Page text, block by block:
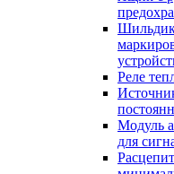
Шильдик
Реле
Модуль
для